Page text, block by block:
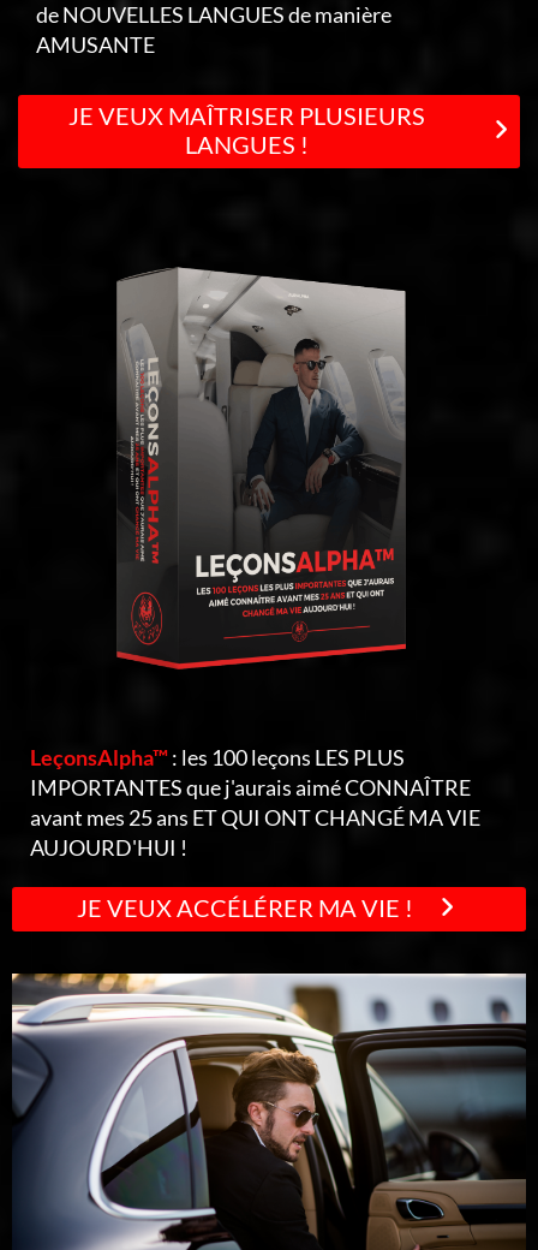
de NOUVELLES LANGUES de manière
AMUSANTE
JE VEUX MAÎTRISER PLUSIEURS
LANGUES !
LeçonsAlpha™: les 100 leçons LES PLUS
IMPORTANTES que j'aurais aimé CONNAÎTRE
avant mes 25 ans ET QUI ONT CHANGÉ MA VIE
AUJOURD'HUI !
JE VEUX ACCÉLÉRER MA VIE !